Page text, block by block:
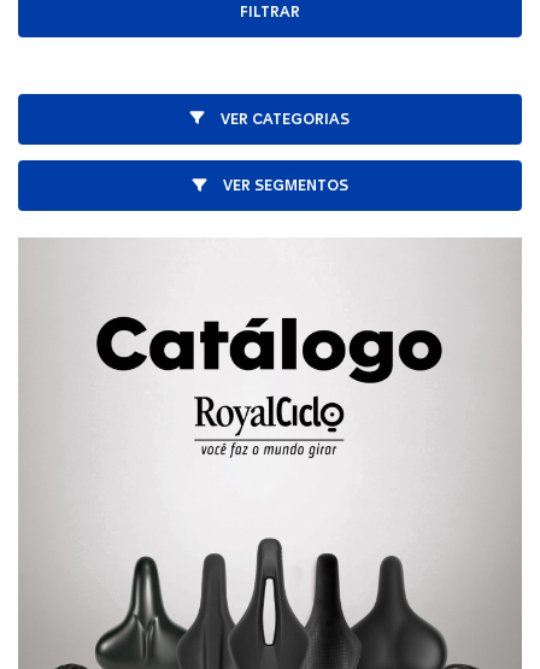
FILTRAR
VER CATEGORIAS
VER SEGMENTOS